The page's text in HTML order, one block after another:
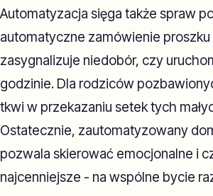
Automatyzacja sięga także spraw
automatyczne zamówienie
zasygnalizuje niedobór, czy
godzinie. Dla rodziców
tkwi w przekazaniu setek tych
Ostatecznie, zautomatyzowany
pozwala skierować emocjonalne i
najcenniejsze - na wspólne bycie